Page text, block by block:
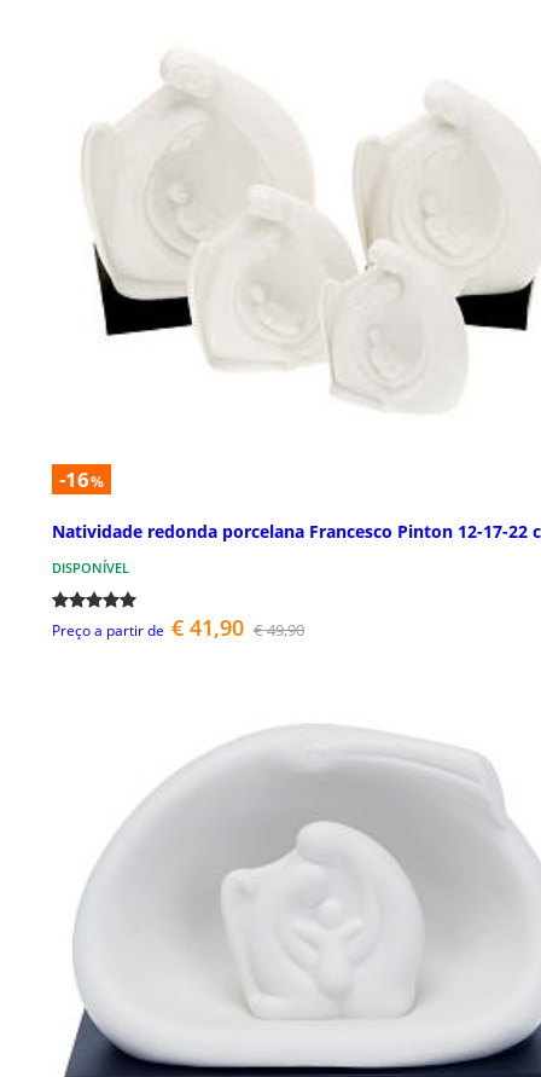
-16%
Natividade redonda porcelana Francesco Pinton 12-17-22
DISPONÍVEL
Preço a partir de € 41,90 € 49,90